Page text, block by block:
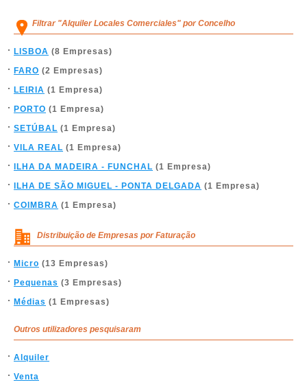
Filtrar "Alquiler Locales Comerciales" por Concelho
LISBOA (8 Empresas)
FARO (2 Empresas)
LEIRIA (1 Empresa)
PORTO (1 Empresa)
SETÚBAL (1 Empresa)
VILA REAL (1 Empresa)
ILHA DA MADEIRA - FUNCHAL (1 Empresa)
ILHA DE SÃO MIGUEL - PONTA DELGADA (1 Empresa)
COIMBRA (1 Empresa)
Distribuição de Empresas por Faturação
Micro (13 Empresas)
Pequenas (3 Empresas)
Médias (1 Empresas)
Outros utilizadores pesquisaram
Alquiler
Venta